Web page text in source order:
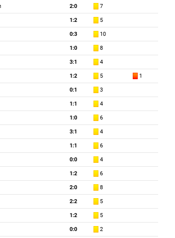
2:0 7
1:2 5
0:3 10
1:0 8
3:1 4
1:2 5 1
0:1 3
1:1 4
1:0 6
3:1 4
1:1 6
0:0 4
1:2 6
2:0 8
2:2 5
1:2 5
0:0 2